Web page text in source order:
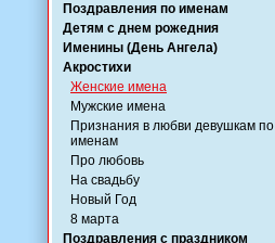
Поздравления по именам
Детям с днем рожедния
Именины (День Ангела)
Акростихи
Женские имена
Мужские имена
Признания в любви девушкам по
именам
Про любовь
На свадьбу
Новый Год
8 марта
Поздравления с праздником